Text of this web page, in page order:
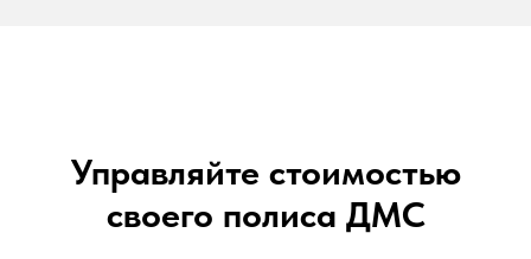
Управляйте стоимостью
своего полиса ДМС